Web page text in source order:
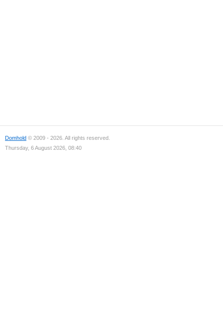
Domhold © 2009 - 2026. All rights reserved.
Thursday, 6 August 2026, 08:40